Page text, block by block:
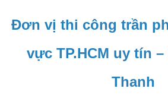
Đơn vị thi công trần
vực TP.HCM uy tín
Thanh